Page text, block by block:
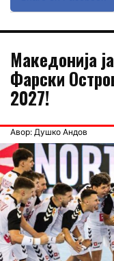
Македонија
Фарски
2027!
Авор: Душко Андов